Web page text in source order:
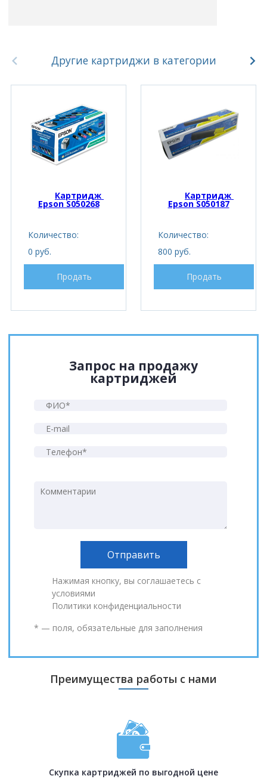
Другие картриджи в категории
Картридж
Epson S050268
Количество:
0 руб.
Продать
Картридж
Epson S050187
Количество:
800 руб.
Продать
Запрос на продажу
картриджей
Нажимая кнопку, вы соглашаетесь с
условиями
Политики конфиденциальности
* — поля, обязательные для заполнения
Преимущества работы с нами
Скупка картриджей по выгодной цене